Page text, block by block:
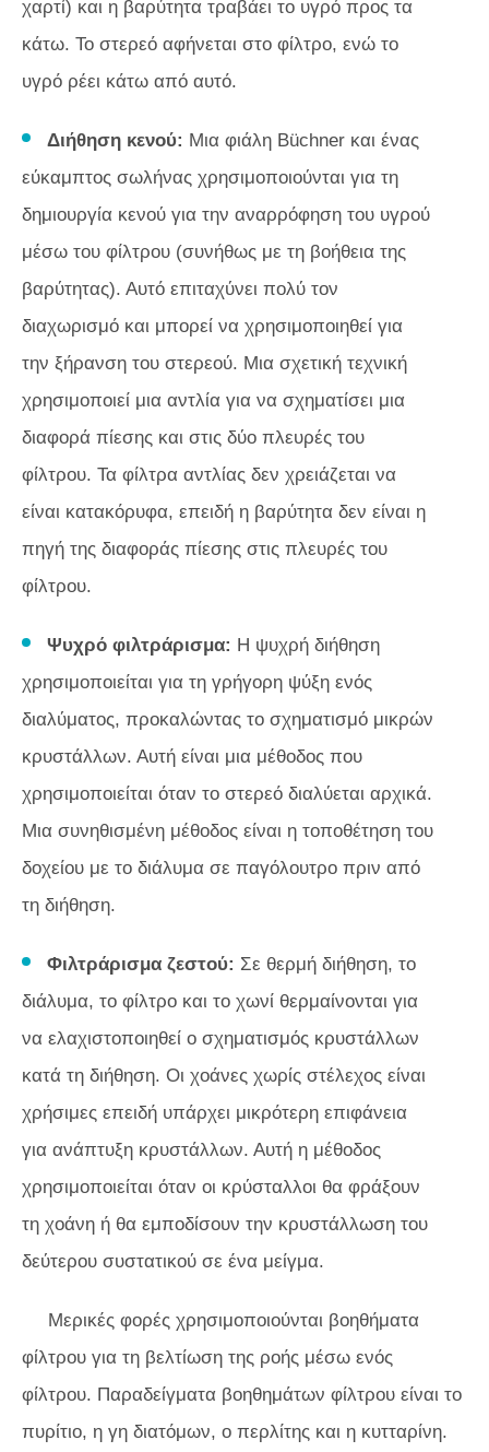
χαρτί) και η βαρύτητα τραβάει το υγρό προς τα
κάτω. Το στερεό αφήνεται στο φίλτρο, ενώ το
υγρό ρέει κάτω από αυτό.
Διήθηση κενού: Μια φιάλη Büchner και ένας
εύκαμπτος σωλήνας χρησιμοποιούνται για τη
δημιουργία κενού για την αναρρόφηση του υγρού
μέσω του φίλτρου (συνήθως με τη βοήθεια της
βαρύτητας). Αυτό επιταχύνει πολύ τον
διαχωρισμό και μπορεί να χρησιμοποιηθεί για
την ξήρανση του στερεού. Μια σχετική τεχνική
χρησιμοποιεί μια αντλία για να σχηματίσει μια
διαφορά πίεσης και στις δύο πλευρές του
φίλτρου. Τα φίλτρα αντλίας δεν χρειάζεται να
είναι κατακόρυφα, επειδή η βαρύτητα δεν είναι η
πηγή της διαφοράς πίεσης στις πλευρές του
φίλτρου.
Ψυχρό φιλτράρισμα: Η ψυχρή διήθηση
χρησιμοποιείται για τη γρήγορη ψύξη ενός
διαλύματος, προκαλώντας το σχηματισμό μικρών
κρυστάλλων. Αυτή είναι μια μέθοδος που
χρησιμοποιείται όταν το στερεό διαλύεται αρχικά.
Μια συνηθισμένη μέθοδος είναι η τοποθέτηση του
δοχείου με το διάλυμα σε παγόλουτρο πριν από
τη διήθηση.
Φιλτράρισμα ζεστού: Σε θερμή διήθηση, το
διάλυμα, το φίλτρο και το χωνί θερμαίνονται για
να ελαχιστοποιηθεί ο σχηματισμός κρυστάλλων
κατά τη διήθηση. Οι χοάνες χωρίς στέλεχος είναι
χρήσιμες επειδή υπάρχει μικρότερη επιφάνεια
για ανάπτυξη κρυστάλλων. Αυτή η μέθοδος
χρησιμοποιείται όταν οι κρύσταλλοι θα φράξουν
τη χοάνη ή θα εμποδίσουν την κρυστάλλωση του
δεύτερου συστατικού σε ένα μείγμα.
Μερικές φορές χρησιμοποιούνται βοηθήματα
φίλτρου για τη βελτίωση της ροής μέσω ενός
φίλτρου. Παραδείγματα βοηθημάτων φίλτρου είναι το
πυρίτιο, η γη διατόμων, ο περλίτης και η κυτταρίνη.